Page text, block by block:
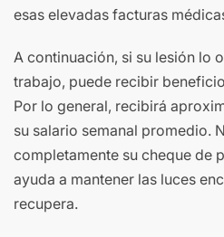
esas elevadas facturas
A continuación, si su lesión lo
trabajo, puede recibir
Por lo general, recibirá
su salario semanal promedio.
completamente su cheque de
ayuda a mantener las luces
recupera.